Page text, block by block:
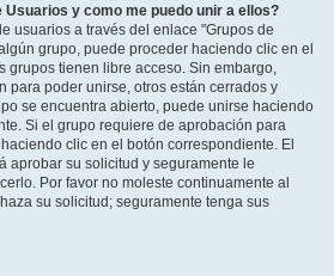
Usuarios y como me puedo unir a ellos?
usuarios a través del enlace "Grupos de
grupo, puede proceder haciendo clic en el
grupos tienen libre acceso. Sin embargo,
para poder unirse, otros están cerrados y
se encuentra abierto, puede unirse haciendo
Si el grupo requiere de aprobación para
clic en el botón correspondiente. El
aprobar su solicitud y seguramente le
Por favor no moleste continuamente al
su solicitud; seguramente tenga sus